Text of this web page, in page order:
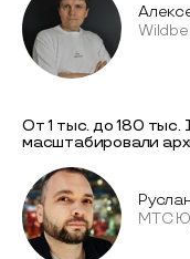
От 1 тыс. до 180 тыс.
масштабировали
МТС